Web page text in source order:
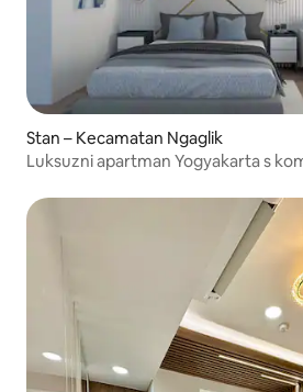
Stan – Kecamatan Ngaglik
Luksuzni apartman Yogyakarta s